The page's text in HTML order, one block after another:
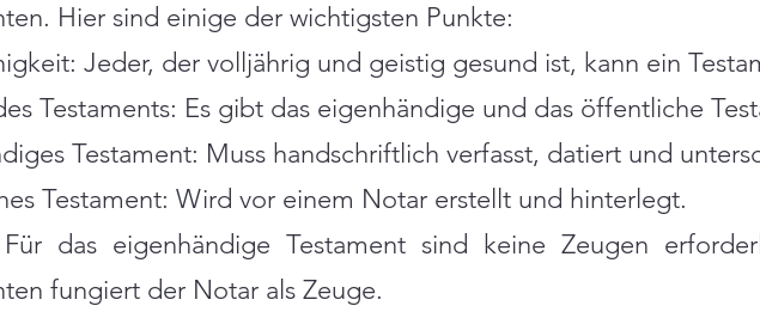
Hier sind einige der wichtigsten Punkte:
Jeder, der volljährig und geistig gesund ist, kann ein
Testaments: Es gibt das eigenhändige und das öffentliche
Testament: Muss handschriftlich verfasst, datiert und
Testament: Wird vor einem Notar erstellt und hinterlegt.
das eigenhändige Testament sind keine Zeugen
fungiert der Notar als Zeuge.